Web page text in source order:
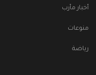
أخبار مأرب
منوعات
رياضة